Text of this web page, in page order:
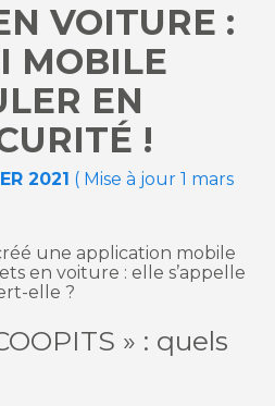
VOITURE :
MOBILE
EN
!
2021 ( Mise à jour 1 mars
une application mobile
en voiture : elle s’appelle
elle ?
» : quels